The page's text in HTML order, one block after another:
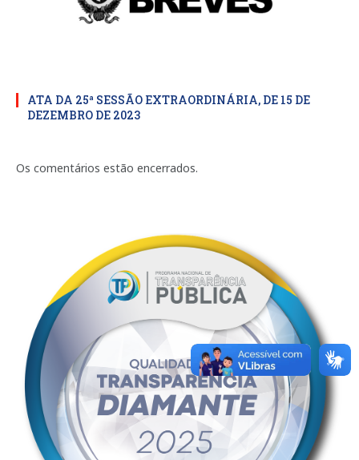
ATA DA 25ª SESSÃO EXTRAORDINÁRIA, DE 15 DE
DEZEMBRO DE 2023
Os comentários estão encerrados.